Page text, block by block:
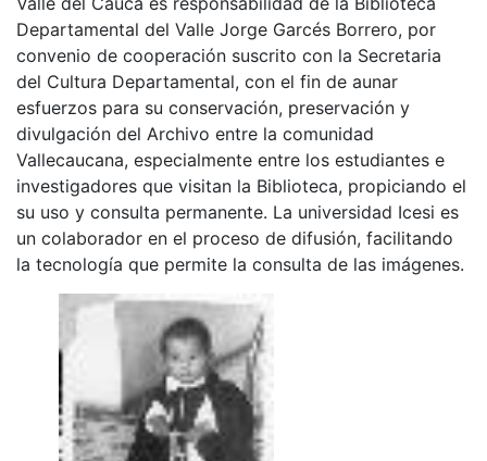
Departamental del Valle Jorge Garcés Borrero, por
convenio de cooperación suscrito con la Secretaria
del Cultura Departamental, con el fin de aunar
esfuerzos para su conservación, preservación y
divulgación del Archivo entre la comunidad
Vallecaucana, especialmente entre los estudiantes e
investigadores que visitan la Biblioteca, propiciando el
su uso y consulta permanente. La universidad Icesi es
un colaborador en el proceso de difusión, facilitando
la tecnología que permite la consulta de las imágenes.